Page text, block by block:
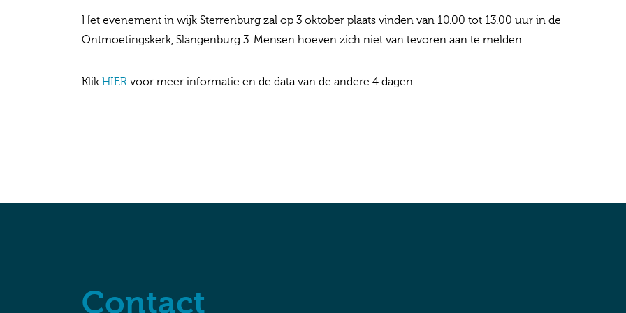
Het evenement in wijk Sterrenburg zal op 3 oktober plaats vinden van 10.00 tot 13.00 uur in de
Ontmoetingskerk, Slangenburg 3. Mensen hoeven zich niet van tevoren aan te melden.
Klik HIER voor meer informatie en de data van de andere 4 dagen.
Contact